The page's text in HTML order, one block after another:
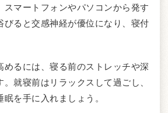
スマートフォンやパソコンから発す
びると交感神経が優位になり、寝付
めるには、寝る前のストレッチや深
就寝前はリラックスして過ごし、
を手に入れましょう。